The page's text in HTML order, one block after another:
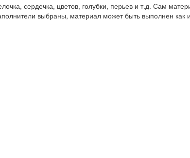
сердечка, цветов, голубки, перьев и т.д. Сам
выбраны, материал может быть выполнен